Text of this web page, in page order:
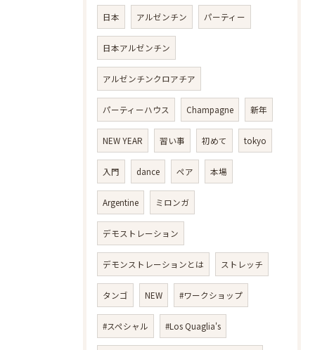
日本 アルゼンチン パーティー
日本アルゼンチン
アルゼンチンクロアチア
パーティーハウス Champagne 新年
NEW YEAR 習い事 初めて tokyo
入門 dance ペア 本場
Argentine ミロンガ
デモストレーション
デモンストレーションとは ストレッチ
タンゴ NEW #ワークショップ
#スペシャル #Los Quaglia's